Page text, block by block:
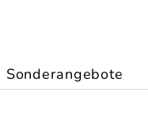
Sonderangebote